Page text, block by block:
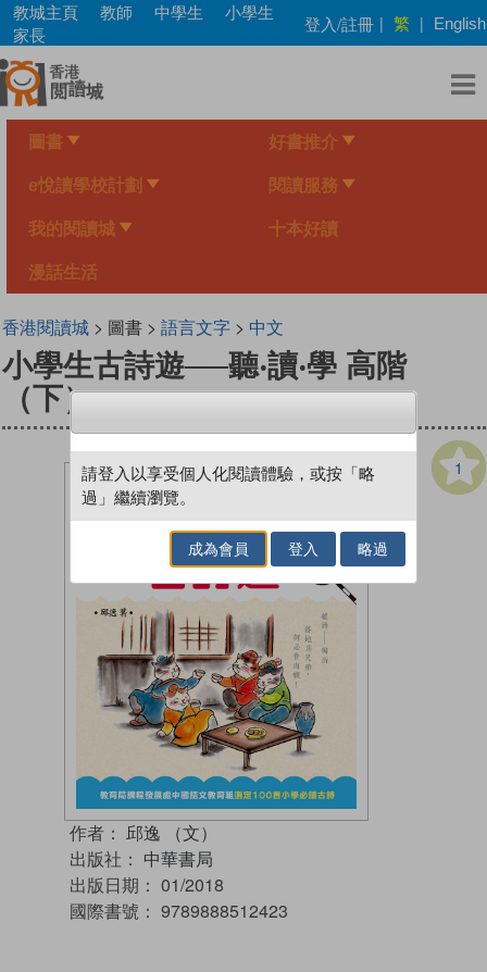
Skip
main
content
教城主頁 教師 中學生
小學生
家長
登入/註冊 | 繁 | English
圖書 好書推介
e悅讀學校計劃 閱讀服務
我的閱讀城 十本好讀
漫話生活
香港閱讀城> 圖書 > 語言文字> 中文
小學生古詩遊──聽‧讀‧學 高階
（下）
1
作者： 邱逸 （文）
出版社： 中華書局
出版日期： 01/2018
國際書號： 9789888512423
請登入以享受個人化閱讀體驗，或按「略
過」繼續瀏覽。
成為會員 登入 略過